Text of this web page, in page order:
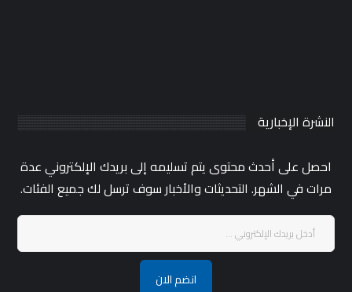
النشرة الإخبارية
احصل على أحدث محتوى يتم تسليمه إلى بريدك الإلكتروني عدة
مرات في الشهر. التحديثات والأخبار سوف ترسل لك جميع الفئات.
انضم الان